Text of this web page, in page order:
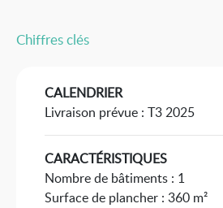
Chiffres clés
CALENDRIER
Livraison prévue : T3 2025
CARACTÉRISTIQUES
Nombre de bâtiments : 1
Surface de plancher : 360 m²